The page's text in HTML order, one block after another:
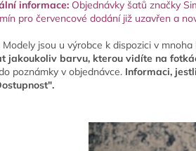
informace: Objednávky šatů značky
pro červencové dodání již uzavřen a
Modely jsou u výrobce k dispozici v mnoha
jakoukoliv barvu, kterou vidíte na
poznámky v objednávce. Informaci,